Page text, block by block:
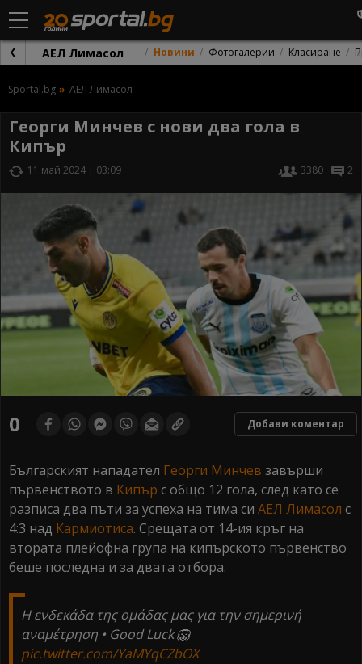
АЕЛ Лимасол Новини Фотогалерии Класиране
Sportal.bg АЕЛ Лимасол
Георги Минчев с нови два гола в
Кипър
11 май 2024 | 03:09 3380 2
0 Добави коментар
Българският нападател Георги Минчев завърши
първенството в Кипър с общо 12 гола, след като се
разписа два пъти за успеха на тима си АЕЛ Лимасол с
4:3 над Кармиотиса. Срещата от 14-ия кръг на
втората плейофна група на кипърското първенство
беше последна и за двата отбора.
Η ενδεκάδα της ομάδας μας για την σημερινή
αναμέτρηση • Good Luck 🦁
pic.twitter.com/YaMYqCZbOX